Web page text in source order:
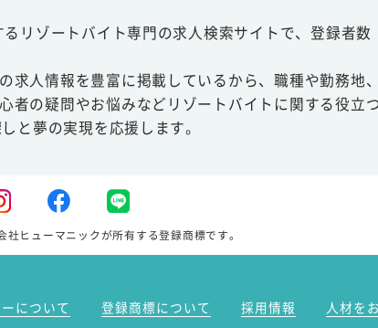
リゾートバイト専門の求人検索サイトで、登録者数
人情報を豊富に掲載しているから、職種や勤務地
者の疑問やお悩みなどリゾートバイトに関する役立
と夢の実現を応援します。
ヒューマニックが所有する登録商標です。
について 登録商標について 採用情報
人材を